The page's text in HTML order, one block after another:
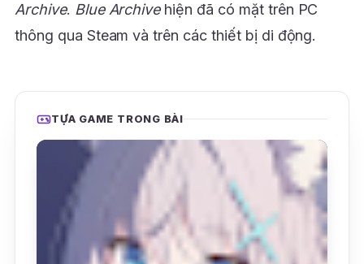
Archive. Blue Archivehiện đã có mặt trên PC
thông qua Steam và trên các thiết bị di động.
TỰA GAME TRONG BÀI